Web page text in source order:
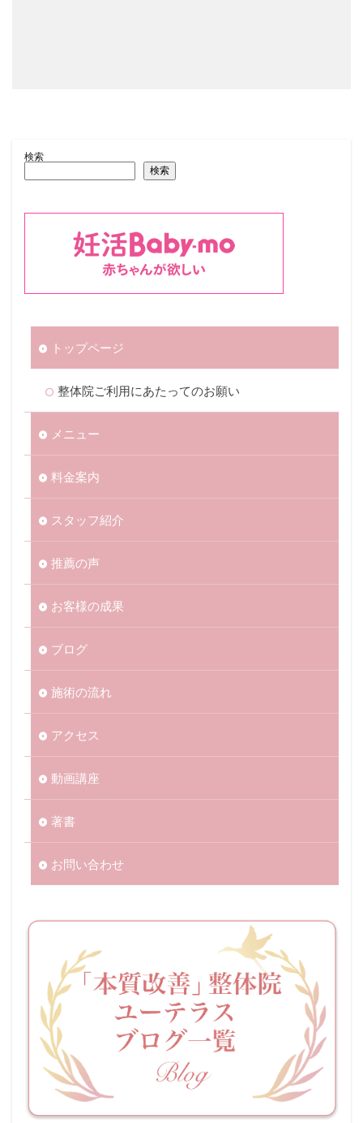
検索
検索
トップページ
整体院ご利用にあたってのお願い
メニュー
料金案内
スタッフ紹介
推薦の声
お客様の成果
ブログ
施術の流れ
アクセス
動画講座
著書
お問い合わせ